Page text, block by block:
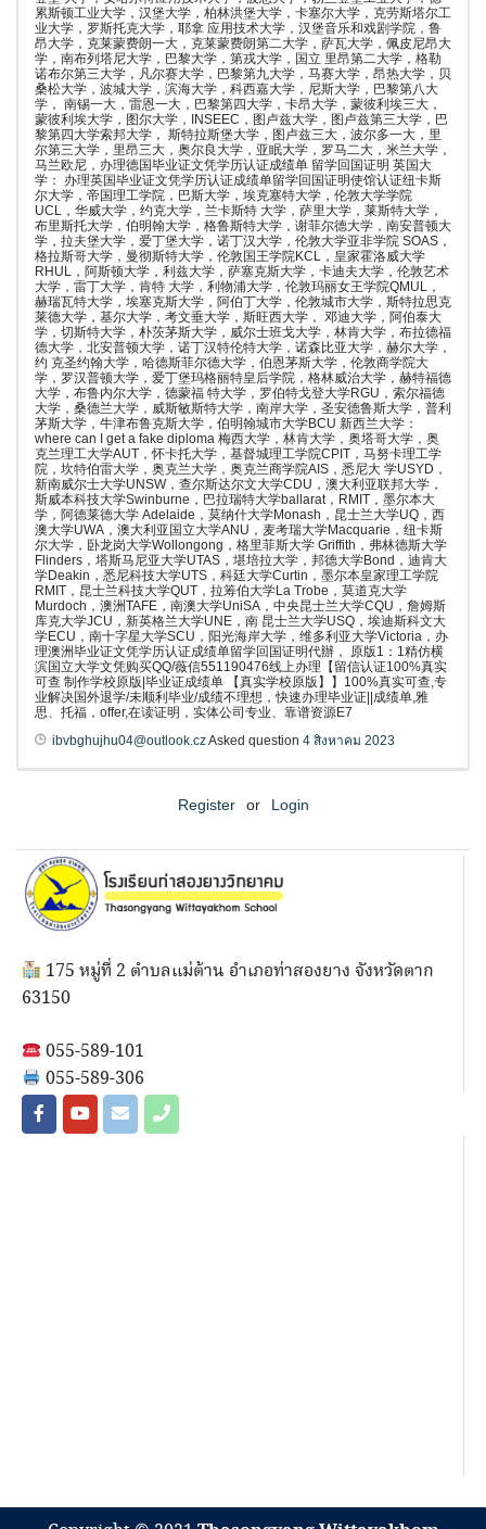
累斯顿工业大学，汉堡大学，柏林洪堡大学，卡塞尔大学，克劳斯塔尔工
业大学，罗斯托克大学，耶拿 应用技术大学，汉堡音乐和戏剧学院，鲁
昂大学，克莱蒙费朗一大，克莱蒙费朗第二大学，萨瓦大学，佩皮尼昂大
学，南布列塔尼大学，巴黎大学，第戎大学，国立 里昂第二大学，格勒
诺布尔第三大学，凡尔赛大学，巴黎第九大学，马赛大学，昂热大学，贝
桑松大学，波城大学，滨海大学，科西嘉大学，尼斯大学，巴黎第八大
学， 南锡一大，雷恩一大，巴黎第四大学，卡昂大学，蒙彼利埃三大，
蒙彼利埃大学，图尔大学，INSEEC，图卢兹大学，图卢兹第三大学，巴
黎第四大学索邦大学， 斯特拉斯堡大学，图卢兹三大，波尔多一大，里
尔第三大学，里昂三大，奥尔良大学，亚眠大学，罗马二大，米兰大学，
马兰欧尼，办理德国毕业证文凭学历认证成绩单 留学回国证明 英国大
学： 办理英国毕业证文凭学历认证成绩单留学回国证明使馆认证纽卡斯
尔大学，帝国理工学院，巴斯大学，埃克塞特大学，伦敦大学学院
UCL，华威大学，约克大学，兰卡斯特 大学，萨里大学，莱斯特大学，
布里斯托大学，伯明翰大学，格鲁斯特大学，谢菲尔德大学，南安普顿大
学，拉夫堡大学，爱丁堡大学，诺丁汉大学，伦敦大学亚非学院 SOAS，
格拉斯哥大学，曼彻斯特大学，伦敦国王学院KCL，皇家霍洛威大学
RHUL，阿斯顿大学，利兹大学，萨塞克斯大学，卡迪夫大学，伦敦艺术
大学，雷丁大学，肯特 大学，利物浦大学，伦敦玛丽女王学院QMUL，
赫瑞瓦特大学，埃塞克斯大学，阿伯丁大学，伦敦城市大学，斯特拉思克
莱德大学，基尔大学，考文垂大学，斯旺西大学， 邓迪大学，阿伯泰大
学，切斯特大学，朴茨茅斯大学，威尔士班戈大学，林肯大学，布拉德福
德大学，北安普顿大学，诺丁汉特伦特大学，诺森比亚大学，赫尔大学，
约 克圣约翰大学，哈德斯菲尔德大学，伯恩茅斯大学，伦敦商学院大
学，罗汉普顿大学，爱丁堡玛格丽特皇后学院，格林威治大学，赫特福德
大学，布鲁内尔大学，德蒙福 特大学，罗伯特戈登大学RGU，索尔福德
大学，桑德兰大学，威斯敏斯特大学，南岸大学，圣安德鲁斯大学，普利
茅斯大学，牛津布鲁克斯大学，伯明翰城市大学BCU 新西兰大学：
where can I get a fake diploma 梅西大学，林肯大学，奥塔哥大学，奥
克兰理工大学AUT，怀卡托大学，基督城理工学院CPIT，马努卡理工学
院，坎特伯雷大学，奥克兰大学，奥克兰商学院AIS，悉尼大 学USYD，
新南威尔士大学UNSW，查尔斯达尔文大学CDU，澳大利亚联邦大学，
斯威本科技大学Swinburne，巴拉瑞特大学ballarat，RMIT，墨尔本大
学，阿德莱德大学 Adelaide，莫纳什大学Monash，昆士兰大学UQ，西
澳大学UWA，澳大利亚国立大学ANU，麦考瑞大学Macquarie，纽卡斯
尔大学，卧龙岗大学Wollongong，格里菲斯大学 Griffith，弗林德斯大学
Flinders，塔斯马尼亚大学UTAS，堪培拉大学，邦德大学Bond，迪肯大
学Deakin，悉尼科技大学UTS，科廷大学Curtin，墨尔本皇家理工学院
RMIT，昆士兰科技大学QUT，拉筹伯大学La Trobe，莫道克大学
Murdoch，澳洲TAFE，南澳大学UniSA，中央昆士兰大学CQU，詹姆斯
库克大学JCU，新英格兰大学UNE，南 昆士兰大学USQ，埃迪斯科文大
学ECU，南十字星大学SCU，阳光海岸大学，维多利亚大学Victoria，办
理澳洲毕业证文凭学历认证成绩单留学回国证明代辦， 原版1：1精仿横
滨国立大学文凭购买QQ/薇信551190476线上办理【留信认证100%真实
可查 制作学校原版|毕业证成绩单 【真实学校原版】】100%真实可查,专
业解决国外退学/未顺利毕业/成绩不理想，快速办理毕业证||成绩单,雅
思、托福，offer,在读证明，实体公司专业、靠谱资源E7
ibvbghujhu04@outlook.czAsked question 4 สิงหาคม 2023
Register or Login
175 หมู่ที่ 2 ตำบลแม่ต้าน อำเภอท่าสองยาง จังหวัดตาก
63150
055-589-101
055-589-306